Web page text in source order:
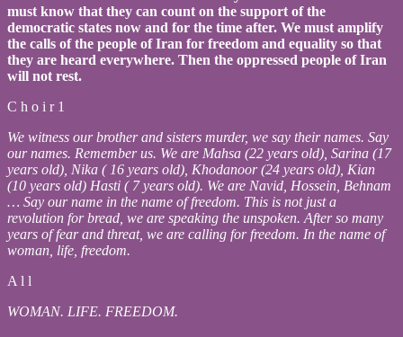
must know that they can count on the support of the
democratic states now and for the time after. We must amplify
the calls of the people of Iran for freedom and equality so that
they are heard everywhere. Then the oppressed people of Iran
will not rest.
C h o i r 1
We witness our brother and sisters murder, we say their names. Say
our names. Remember us. We are Mahsa (22 years old), Sarina (17
years old), Nika ( 16 years old), Khodanoor (24 years old), Kian
(10 years old) Hasti ( 7 years old). We are Navid, Hossein, Behnam
… Say our name in the name of freedom. This is not just a
revolution for bread, we are speaking the unspoken. After so many
years of fear and threat, we are calling for freedom. In the name of
woman, life, freedom.
A l l
WOMAN. LIFE. FREEDOM.